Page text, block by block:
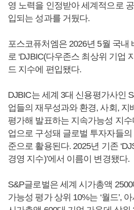
영 노력을 인정받아 세계적으로
입되는 성과를 거뒀다.
포스코퓨처엠은 2026년 5월 국내
로 ‘DJBIC(다우존스 최상위 기업
드 지수에 편입됐다.
DJBIC는 세계 3대 신용평가사인
업들의 재무성과와 환경, 사회, 지
평가해 발표하는 지속가능성 지수
업으로 구성돼 글로벌 투자자들의
준으로 활용된다. 2025년 기존
경영 지수)’에서 이름이 변경됐다.
S&P글로벌은 세계 시가총액
가능성 평가 상위 10%는 ‘월드’,